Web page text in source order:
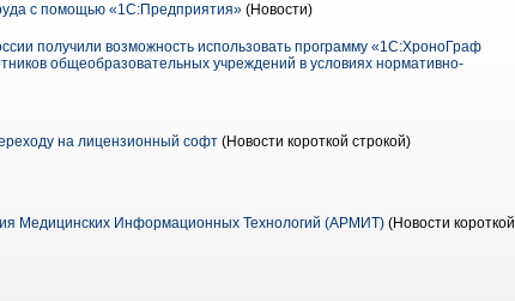
с помощью «1С:Предприятия» (Новости)
получили возможность использовать программу «1С:ХроноГраф
общеобразовательных учреждений в условиях нормативно-
на лицензионный софт (Новости короткой строкой)
Медицинских Информационных Технологий (АРМИТ) (Новости короткой